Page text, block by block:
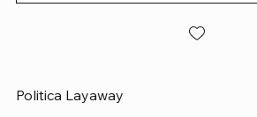
Politica Layaway